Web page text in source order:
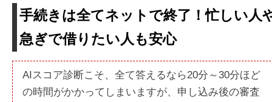
手続きは全てネットで終了！忙しい人
急ぎで借りたい人も安心
AIスコア診断こそ、全て答えるなら20分～30分ほど
の時間がかかってしまいますが、申し込み後の審査